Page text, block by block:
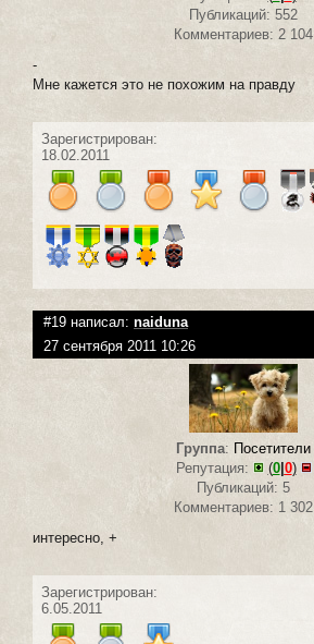
Публикаций: 552
Комментариев: 2 104
-
Мне кажется это не похожим на правду
Зарегистрирован:
18.02.2011
#19 написал: naiduna
27 сентября 2011 10:26
Группа: Посетители
Репутация:
(0|0)
Публикаций: 5
Комментариев: 1 302
интересно, +
Зарегистрирован:
6.05.2011